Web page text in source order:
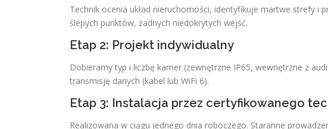
Technik ocenia układ nieruchomości, identyfikuje martwe strefy i
ślepych punktów, żadnych niedokrytych wejść.
Etap 2: Projekt indywidualny
Dobieramy typ i liczbę kamer (zewnętrzne IP65, wewnętrzne z
transmisję danych (kabel lub WiFi 6).
Etap 3: Instalacja przez certyfikowanego
Realizowana w ciągu jednego dnia roboczego. Staranne